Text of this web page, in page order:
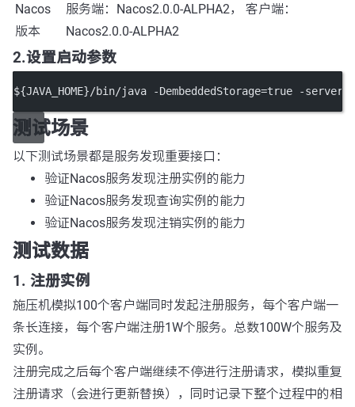
Nacos
版本
服务端：Nacos2.0.0-ALPHA2， 客户端：
Nacos2.0.0-ALPHA2
2.设置启动参数
${JAVA_HOME}/bin/java -DembeddedStorage=true -
测试场景
以下测试场景都是服务发现重要接口：
验证Nacos服务发现注册实例的能力
验证Nacos服务发现查询实例的能力
验证Nacos服务发现注销实例的能力
测试数据
1. 注册实例
施压机模拟100个客户端同时发起注册服务，每个客户端一
条长连接，每个客户端注册1W个服务。总数100W个服务及
实例。
注册完成之后每个客户端继续不停进行注册请求，模拟重复
注册请求（会进行更新替换），同时记录下整个过程中的相